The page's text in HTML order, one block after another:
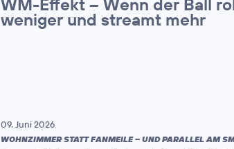
WM-Effekt – Wenn der Ball
weniger und streamt mehr
09. Juni 2026
WOHNZIMMER STATT FANMEILE – UND PARALLEL AM